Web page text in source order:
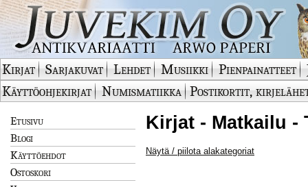
Kirjat Sarjakuvat Lehdet Musiikki Pienpainatteet
Käyttöohjekirjat
Numismatiikka Postikortit,
Etusivu
Blogi
Käyttöehdot
Ostoskori
Kirjat - Matkailu -
Näytä / piilota alakategoriat